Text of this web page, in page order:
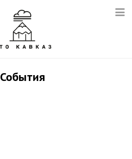
События